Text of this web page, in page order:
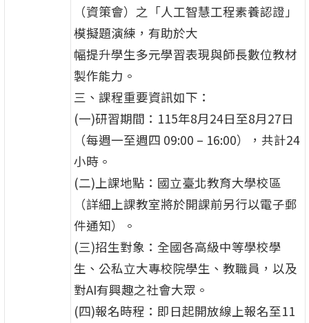
（資策會）之「人工智慧工程素養認證」
模擬題演練，有助於大
幅提升學生多元學習表現與師長數位教材
製作能力。
三、課程重要資訊如下：
(一)研習期間：115年8月24日至8月27日
（每週一至週四 09:00 – 16:00），共計24
小時。
(二)上課地點：國立臺北教育大學校區
（詳細上課教室將於開課前另行以電子郵
件通知）。
(三)招生對象：全國各高級中等學校學
生、公私立大專校院學生、教職員，以及
對AI有興趣之社會大眾。
(四)報名時程：即日起開放線上報名至11